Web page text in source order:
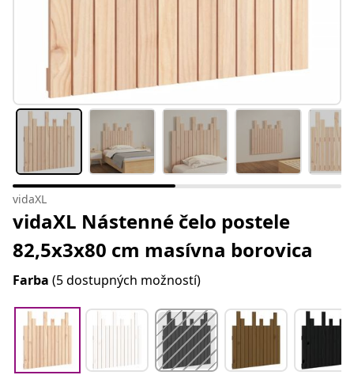
vidaXL
vidaXL Nástenné čelo postele
82,5x3x80 cm masívna borovica
Farba (5 dostupných možností)